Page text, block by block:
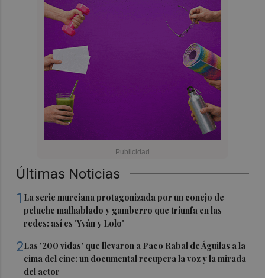
Últimas Noticias
1 La serie murciana protagonizada por un conejo de
peluche malhablado y gamberro que triunfa en las
redes: así es 'Yván y Lolo'
2Las '200 vidas' que llevaron a Paco Rabal de Águilas a la
cima del cine: un documental recupera la voz y la mirada
del actor